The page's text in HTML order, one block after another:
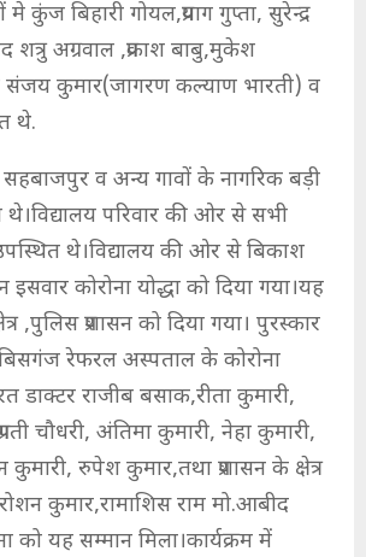
कुंज बिहारी गोयल,प्रयाग गुप्ता, सुरेन्द्र
शत्रु अग्रवाल ,प्रकाश बाबु,मुकेश
संजय कुमार(जागरण कल्याण भारती) व
थे.
सहबाजपुर व अन्य गावों के नागरिक बड़ी
परिवार की ओर से सभी
थे।विद्यालय की ओर से बिकाश
इसवार कोरोना योद्धा को दिया गया।यह
,पुलिस प्रशासन को दिया गया। पुरस्कार
रेफरल अस्पताल के कोरोना
डाक्टर राजीब बसाक,रीता कुमारी,
चौधरी, अंतिमा कुमारी, नेहा कुमारी,
कुमारी, रुपेश कुमार,तथा प्रशासन के क्षेत्र
कुमार,रामाशिस राम मो.आबीद
को यह सम्मान मिला।कार्यक्रम में